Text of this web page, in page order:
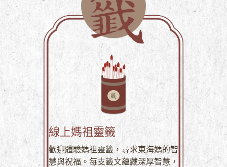
線上媽祖靈籤
歡迎體驗媽祖靈籤，尋求東海媽的智
慧與祝福。每支籤文蘊藏深厚智慧，